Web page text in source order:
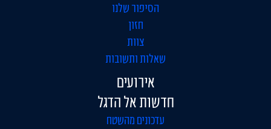
הסיפור שלנו
חזון
צוות
שאלות ותשובות
אירועים
חדשות אל הדגל
עדכונים מהשטח